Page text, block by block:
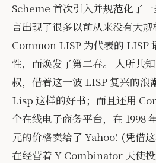
Scheme 首次引入并规范化了
言出现了很多以前从来没有大
Common LISP 为代表的 LISP
性，而焕发了第二春。 人所共
叔，借着这一波 LISP 复兴的浪
Lisp 这样的好书；而且还用
个在线电子商务平台，在 1998
元的价格卖给了 Yahoo! (凭借
在经营着 Y Combinator 天使